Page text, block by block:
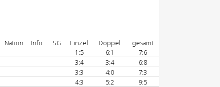
Nation Info SG Einzel Doppel
gesamt
1:5 6:1
7:6
3:4 3:4
6:8
3:3 4:0
7:3
4:3 5:2
9:5